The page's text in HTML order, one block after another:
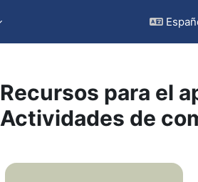
Recursos para el
Actividades de
Perfilado de